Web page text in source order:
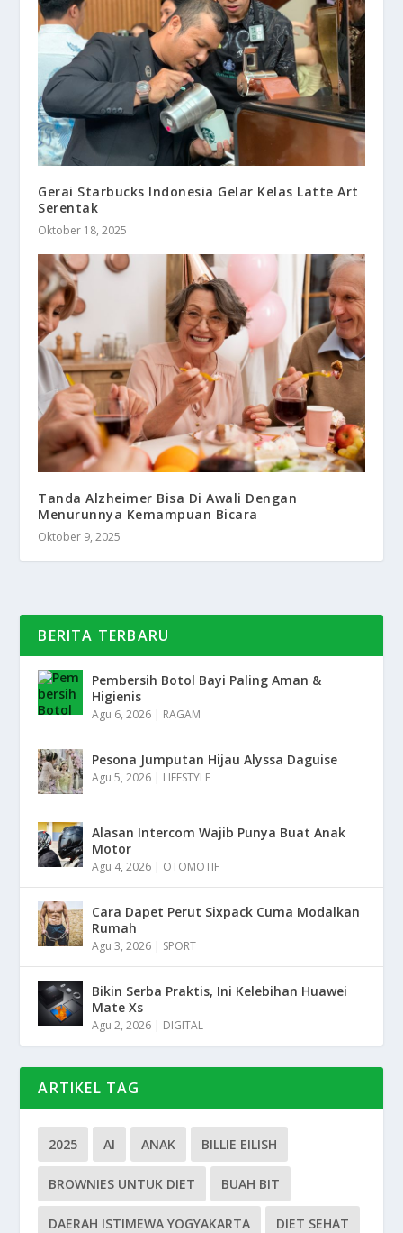
Gerai Starbucks Indonesia Gelar Kelas Latte Art
Serentak
Oktober 18, 2025
Tanda Alzheimer Bisa Di Awali Dengan
Menurunnya Kemampuan Bicara
Oktober 9, 2025
BERITA TERBARU
Pembersih Botol Bayi Paling Aman &
Higienis
Agu 6, 2026 | RAGAM
Pesona Jumputan Hijau Alyssa Daguise
Agu 5, 2026 | LIFESTYLE
Alasan Intercom Wajib Punya Buat Anak
Motor
Agu 4, 2026 | OTOMOTIF
Cara Dapet Perut Sixpack Cuma Modalkan
Rumah
Agu 3, 2026 | SPORT
Bikin Serba Praktis, Ini Kelebihan Huawei
Mate Xs
Agu 2, 2026 | DIGITAL
ARTIKEL TAG
2025 AI ANAK BILLIE EILISH
BROWNIES UNTUK DIET BUAH BIT
DAERAH ISTIMEWA YOGYAKARTA DIET SEHAT